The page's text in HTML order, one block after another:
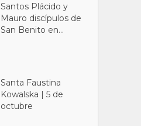
Santos Plácido y
Mauro discípulos de
San Benito en...
Santa Faustina
Kowalska | 5 de
octubre